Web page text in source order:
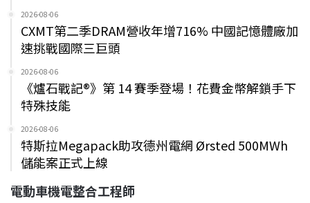
2026-08-06
CXMT第二季DRAM營收年增716% 中國記憶體廠加
速挑戰國際三巨頭
2026-08-06
《爐石戰記®》第 14 賽季登場！花費金幣解鎖手下
特殊技能
2026-08-06
特斯拉Megapack助攻德州電網 Ørsted 500MWh
儲能案正式上線
電動車機電整合工程師